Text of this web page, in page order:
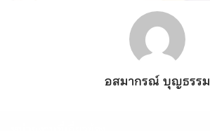
อสมากรณ์ บุญธรรม